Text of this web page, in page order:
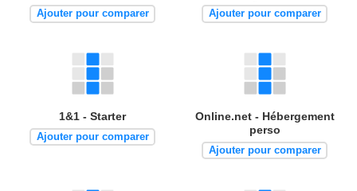
Ajouter pour comparer Ajouter pour comparer
1&1 - Starter
Ajouter pour comparer
Online.net - Hébergement
perso
Ajouter pour comparer